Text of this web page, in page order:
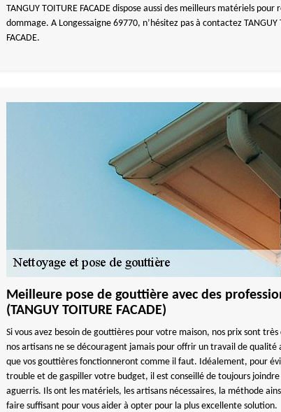
TANGUY TOITURE FACADE dispose aussi des meilleurs matériels
dommage. A Longessaigne 69770, n’hésitez pas à contactez TANGUY
FACADE.
Meilleure pose de gouttière avec des
(TANGUY TOITURE FACADE)
Si vous avez besoin de gouttières pour votre maison, nos prix sont
nos artisans ne se découragent jamais pour offrir un travail de qualité
que vos gouttières fonctionneront comme il faut. Idéalement, pour
trouble et de gaspiller votre budget, il est conseillé de toujours joindre
aguerris. Ils ont les matériels, les artisans nécessaires, la méthode
faire suffisant pour vous aider à opter pour la plus excellente solution.